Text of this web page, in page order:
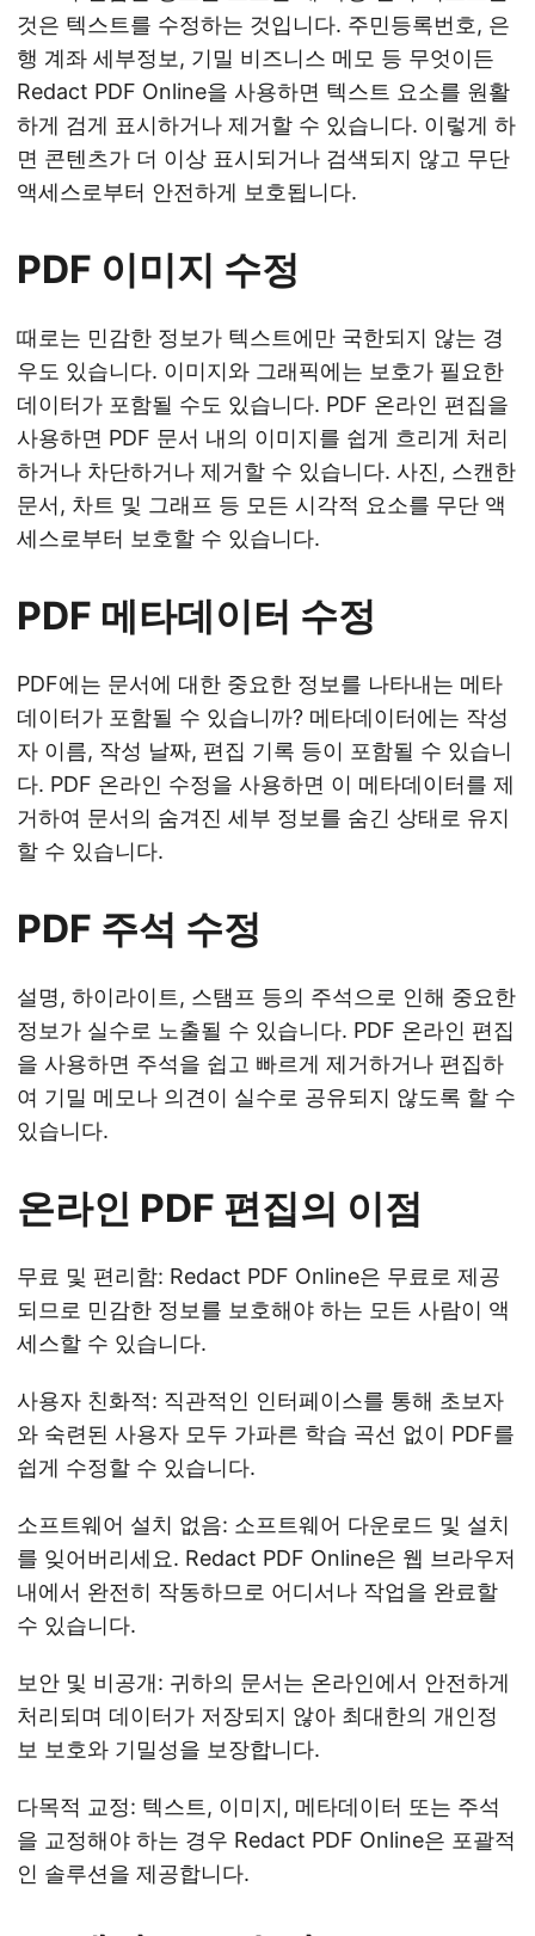
것은 텍스트를 수정하는 것입니다. 주민등록번호, 은
행 계좌 세부정보, 기밀 비즈니스 메모 등 무엇이든
Redact PDF Online을 사용하면 텍스트 요소를 원활
하게 검게 표시하거나 제거할 수 있습니다. 이렇게 하
면 콘텐츠가 더 이상 표시되거나 검색되지 않고 무단
액세스로부터 안전하게 보호됩니다.
PDF 이미지 수정
때로는 민감한 정보가 텍스트에만 국한되지 않는 경
우도 있습니다. 이미지와 그래픽에는 보호가 필요한
데이터가 포함될 수도 있습니다. PDF 온라인 편집을
사용하면 PDF 문서 내의 이미지를 쉽게 흐리게 처리
하거나 차단하거나 제거할 수 있습니다. 사진, 스캔한
문서, 차트 및 그래프 등 모든 시각적 요소를 무단 액
세스로부터 보호할 수 있습니다.
PDF 메타데이터 수정
PDF에는 문서에 대한 중요한 정보를 나타내는 메타
데이터가 포함될 수 있습니까? 메타데이터에는 작성
자 이름, 작성 날짜, 편집 기록 등이 포함될 수 있습니
다. PDF 온라인 수정을 사용하면 이 메타데이터를 제
거하여 문서의 숨겨진 세부 정보를 숨긴 상태로 유지
할 수 있습니다.
PDF 주석 수정
설명, 하이라이트, 스탬프 등의 주석으로 인해 중요한
정보가 실수로 노출될 수 있습니다. PDF 온라인 편집
을 사용하면 주석을 쉽고 빠르게 제거하거나 편집하
여 기밀 메모나 의견이 실수로 공유되지 않도록 할 수
있습니다.
온라인 PDF 편집의 이점
무료 및 편리함: Redact PDF Online은 무료로 제공
되므로 민감한 정보를 보호해야 하는 모든 사람이 액
세스할 수 있습니다.
사용자 친화적: 직관적인 인터페이스를 통해 초보자
와 숙련된 사용자 모두 가파른 학습 곡선 없이 PDF를
쉽게 수정할 수 있습니다.
소프트웨어 설치 없음: 소프트웨어 다운로드 및 설치
를 잊어버리세요. Redact PDF Online은 웹 브라우저
내에서 완전히 작동하므로 어디서나 작업을 완료할
수 있습니다.
보안 및 비공개: 귀하의 문서는 온라인에서 안전하게
처리되며 데이터가 저장되지 않아 최대한의 개인정
보 보호와 기밀성을 보장합니다.
다목적 교정: 텍스트, 이미지, 메타데이터 또는 주석
을 교정해야 하는 경우 Redact PDF Online은 포괄적
인 솔루션을 제공합니다.